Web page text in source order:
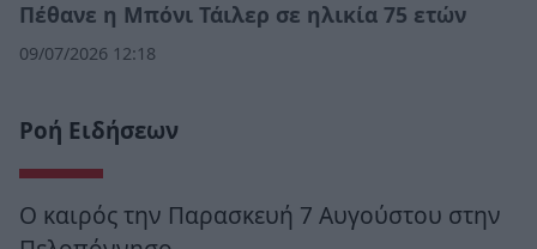
Πέθανε η Μπόνι Τάιλερ σε ηλικία 75 ετών
09/07/2026 12:18
Ροή Ειδήσεων
Ο καιρός την Παρασκευή 7 Αυγούστου στην